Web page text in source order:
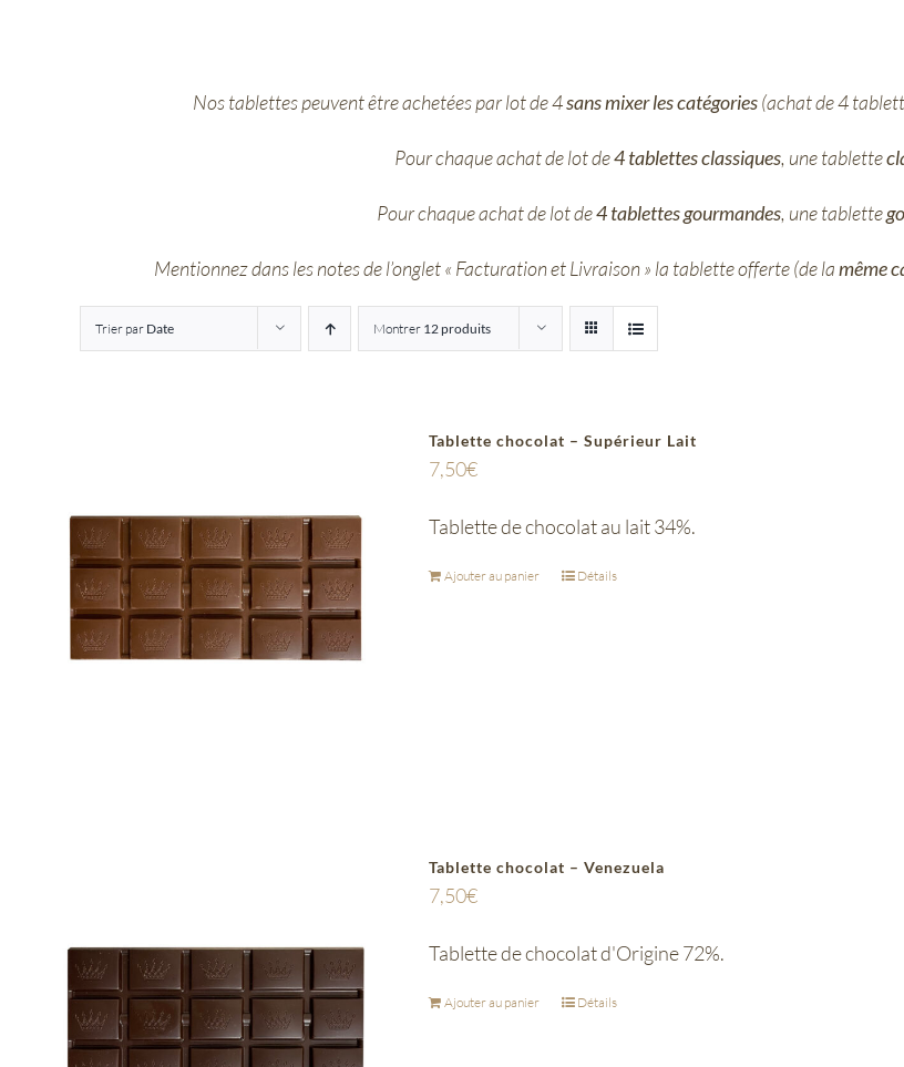
Nos tablettes peuvent être achetées par lot de 4sans mixer les catégories(achat de 4
Pour chaque achat de lot de4 tablettes classiques, une tablette
Pour chaque achat de lot de4 tablettes gourmandes, une tablette
Mentionnez dans les notes de l’onglet « Facturation et Livraison » la tablette offerte (de lamême
Trier par Date Montrer 12 produits
Tablette chocolat – Supérieur Lait
7,50€
Tablette de chocolat au lait 34%.
Ajouter au panier Détails
Tablette chocolat – Venezuela
7,50€
Tablette de chocolat d'Origine 72%.
Ajouter au panier Détails